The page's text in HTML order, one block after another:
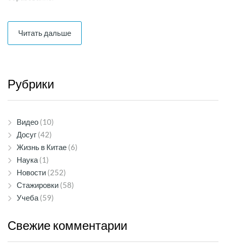
Читать дальше
Рубрики
Видео (10)
Досуг (42)
Жизнь в Китае (6)
Наука (1)
Новости (252)
Стажировки (58)
Учеба (59)
Свежие комментарии